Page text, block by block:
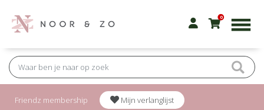
0
Friendz membership Mijn verlanglijst